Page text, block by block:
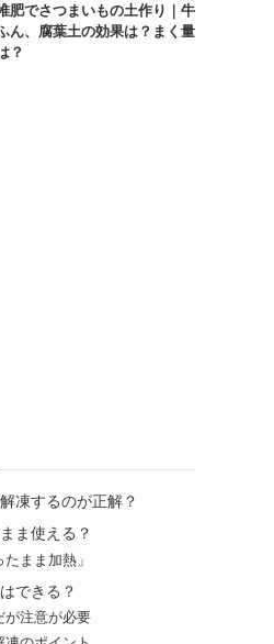
肥でさつまいもの土作り｜牛
ん、腐葉土の効果は？まく量
？
凍するのが正解？
ま使える？
まま加熱」
できる？
が注意が必要